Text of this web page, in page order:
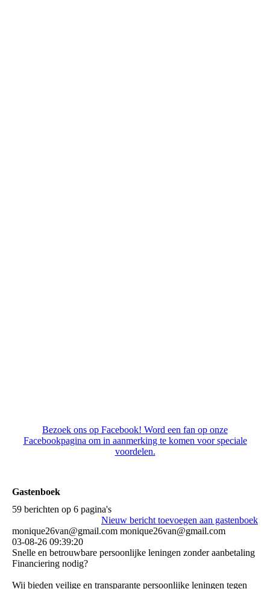
Bezoek ons op Facebook! Word een fan op onze
Facebookpagina om in aanmerking te komen voor speciale
voordelen.
Gastenboek
59 berichten op 6 pagina's
Nieuw bericht toevoegen aan gastenboek
monique26van@gmail.com monique26van@gmail.com
03-08-26 09:39:20
Snelle en betrouwbare persoonlijke leningen zonder aanbetaling
Financiering nodig?
Wij bieden veilige en transparante persoonlijke leningen tegen